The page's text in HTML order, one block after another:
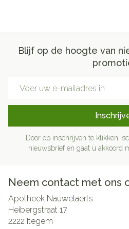
Blijf op de hoogte van
Door op inschrijven te klikken,
nieuwsbrief en gaat u akkoord
Neem contact met ons
Apotheek Nauwelaerts
Heibergstraat 17
2222 Itegem